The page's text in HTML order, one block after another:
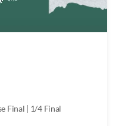
Final | 1/4 Final